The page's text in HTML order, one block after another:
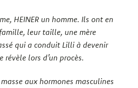
HEINER un homme. Ils ont en
leur taille, une mère
qui a conduit Lilli à devenir
révèle lors d’un procès.
aux hormones masculines